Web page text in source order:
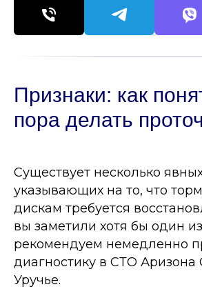
Признаки: как
пора делать
Существует несколько
указывающих на то, что
дискам требуется
вы заметили хотя бы один
рекомендуем немедленно
диагностику в СТО Аризона
Уручье.